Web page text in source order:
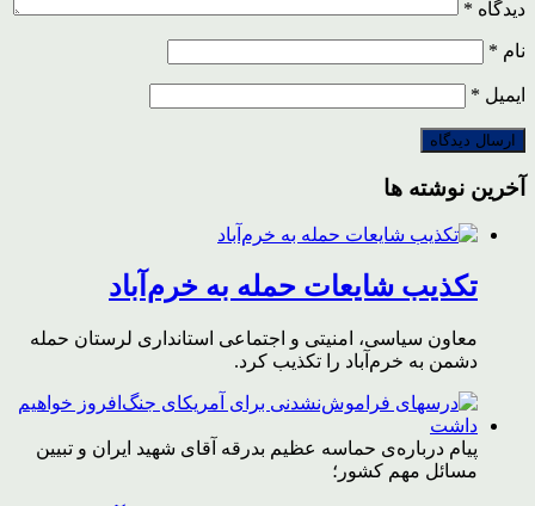
دیدگاه *
نام *
ایمیل *
آخرین نوشته ها
تکذیب شایعات حمله به خرم‌آباد
معاون سیاسی، امنیتی و اجتماعی استانداری لرستان حمله
دشمن به خرم‌آباد را تکذیب کرد.
پیام درباره‌ی حماسه عظیم بدرقه آقای شهید ایران و تبیین
مسائل مهم کشور؛